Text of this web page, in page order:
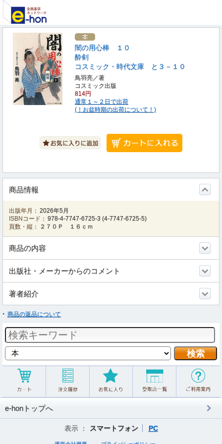
闇の用心棒 １０
酔剣
コスミック・時代文庫 と３－１０
鳥羽亮／著
コスミック出版
814円
通常１～２日で出荷
(！お盆時期の出荷について！)
商品情報
出版年月： 2026年5月
ISBNコード： 978-4-7747-6725-3 (4-7747-6725-5)
頁数・縦：
２７０Ｐ １６ｃｍ
商品の内容
出版社・メーカーからのコメント
著者紹介
商品の返品について
e-honトップへ
表示 ： スマートフォン PC